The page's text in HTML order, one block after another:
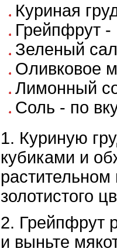
Куриная
Грейпфрут -
Зеленый
Оливковое
Лимонный
Соль - по
1. Куриную
кубиками и
золотистого
2. Грейпфрут
и выньте